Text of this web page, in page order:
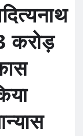
करोड़